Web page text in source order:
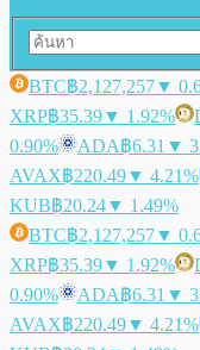
BTC฿2,127,257▼
XRP฿35.39▼ 1.92%
0.90%
ADA฿6.31 ▼
AVAX฿220.49▼ 4.21%
KUB฿20.24▼ 1.49%
BTC฿2,127,257▼
XRP฿35.39▼ 1.92%
0.90%
ADA฿6.31 ▼
AVAX฿220.49▼ 4.21%